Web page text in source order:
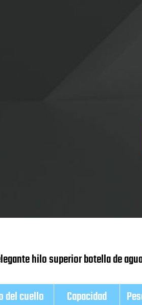
hilo superior botella de
del cuello Capacidad